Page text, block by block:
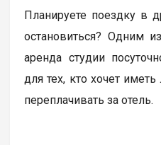
Планируете поездку в
остановиться? Одним
аренда студии
для тех, кто хочет
переплачивать за отель.